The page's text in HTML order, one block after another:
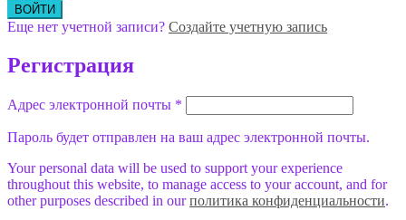
Еще нет учетной записи? Создайте учетную запись
Регистрация
Адрес электронной почты *
Пароль будет отправлен на ваш адрес электронной почты.
Your personal data will be used to support your experience
throughout this website, to manage access to your account, and for
other purposes described in ourполитика конфиденциальности.